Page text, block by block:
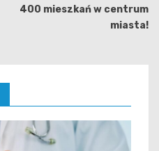
400 mieszkań w centrum
miasta!